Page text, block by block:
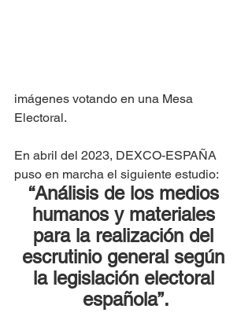
imágenes votando en una Mesa
Electoral.
En abril del 2023, DEXCO-ESPAÑA
puso en marcha el siguiente estudio:
“Análisis de los medios
humanos y materiales
para la realización del
escrutinio general según
la legislación electoral
española”.